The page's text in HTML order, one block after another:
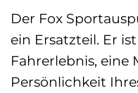
Der Fox
ein Ersatzteil. Er
Fahrerlebnis, eine
Persönlichkeit